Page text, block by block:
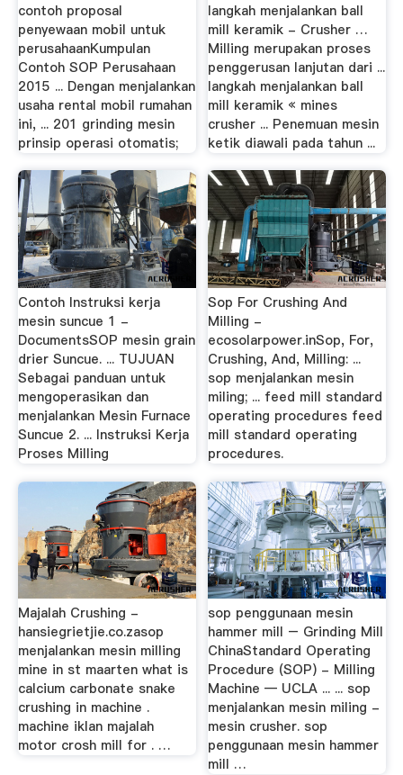
contoh proposal
penyewaan mobil untuk
perusahaanKumpulan
Contoh SOP Perusahaan
2015 ... Dengan menjalankan
usaha rental mobil rumahan
ini, ... 201 grinding mesin
prinsip operasi otomatis;
langkah menjalankan ball
mill keramik - Crusher …
Milling merupakan proses
penggerusan lanjutan dari ...
langkah menjalankan ball
mill keramik « mines
crusher ... Penemuan mesin
ketik diawali pada tahun ...
Contoh Instruksi kerja
mesin suncue 1 -
DocumentsSOP mesin grain
drier Suncue. ... TUJUAN
Sebagai panduan untuk
mengoperasikan dan
menjalankan Mesin Furnace
Suncue 2. ... Instruksi Kerja
Proses Milling
Sop For Crushing And
Milling -
ecosolarpower.inSop, For,
Crushing, And, Milling: ...
sop menjalankan mesin
miling; ... feed mill standard
operating procedures feed
mill standard operating
procedures.
Majalah Crushing -
hansiegrietjie.co.zasop
menjalankan mesin milling
mine in st maarten what is
calcium carbonate snake
crushing in machine .
machine iklan majalah
motor crosh mill for . …
sop penggunaan mesin
hammer mill – Grinding Mill
ChinaStandard Operating
Procedure (SOP) - Milling
Machine — UCLA ... ... sop
menjalankan mesin miling -
mesin crusher. sop
penggunaan mesin hammer
mill …